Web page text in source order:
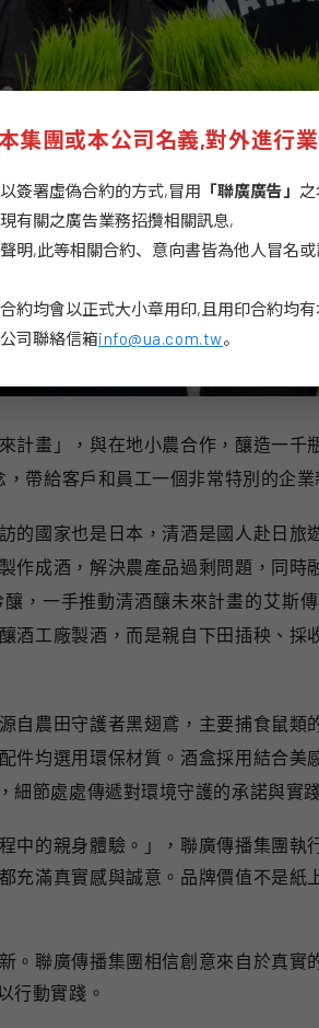
計畫」，與在地小農合作，釀造一
，帶給客戶和員工一個非常特別的企業
的國家也是日本，清酒是國人赴日
作成酒，解決農產品過剩問題，同
，一手推動清酒釀未來計畫的艾斯
酒工廠製酒，而是親自下田插秧、
自農田守護者黑翅鳶，主要捕食鼠
件均選用環保材質。酒盒採用結合
細節處處傳遞對環境守護的承諾與實
中的親身體驗。」，聯廣傳播集團
充滿真實感與誠意。品牌價值不是
。聯廣傳播集團相信創意來自於真
行動實踐。
集團或本公司名義,對外進行
簽署虛偽合約的方式,冒用 「聯廣廣告」
有關之廣告業務招攬相關訊息,
明,此等相關合約、意向書皆為他人冒名
約均會以正式大小章用印,且用印合約均
司聯絡信箱info@ua.com.tw。